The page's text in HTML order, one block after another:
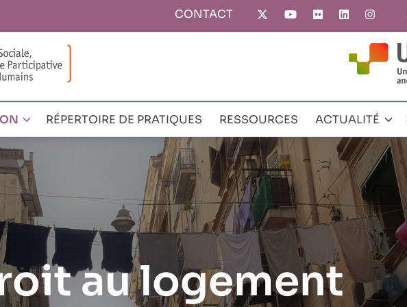
Top
CONTACT
RÉPERTOIRE DE PRATIQUES RESSOURCES ACTUALITÉ
au logement